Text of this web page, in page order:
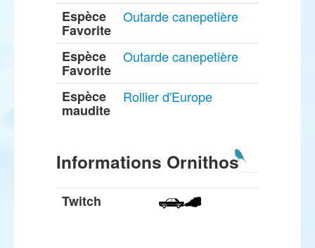
Espèce
Favorite
Outarde canepetière
Espèce
Favorite
Outarde canepetière
Espèce
maudite
Rollier d'Europe
Informations Ornithos
Twitch